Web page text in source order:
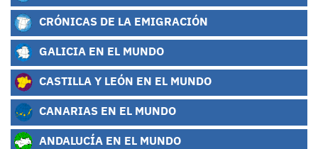
CRÓNICAS DE LA EMIGRACIÓN
GALICIA EN EL MUNDO
CASTILLA Y LEÓN EN EL MUNDO
CANARIAS EN EL MUNDO
ANDALUCÍA EN EL MUNDO